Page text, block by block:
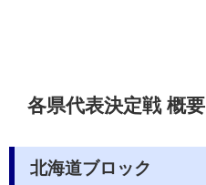
各県代表決定戦 概要
北海道ブロック